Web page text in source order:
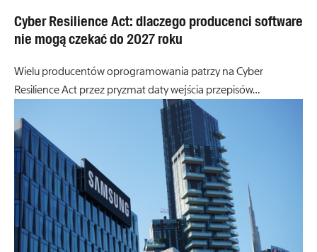
Cyber Resilience Act: dlaczego producenci software
nie mogą czekać do 2027 roku
Wielu producentów oprogramowania patrzy na Cyber
Resilience Act przez pryzmat daty wejścia przepisów…